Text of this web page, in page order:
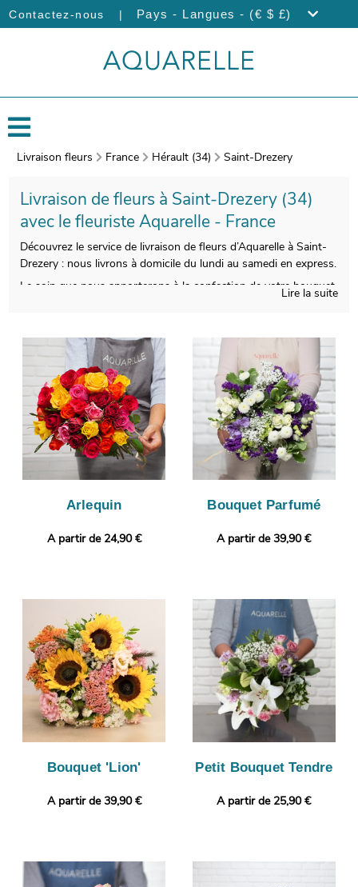
Contactez-nous | Pays - Langues - (€ $ £)
Livraison fleurs France Hérault (34) Saint-Drezery
Livraison de fleurs à Saint-Drezery (34)
avec le fleuriste Aquarelle - France
Découvrez le service de livraison de fleurs d’Aquarelle à Saint-
Drezery : nous livrons à domicile du lundi au samedi en express.
Le soin que nous apporterons à la confection de votre bouquet
Vous recevrez ensuite cette photographie de manière à ce que
vous puissiez vous assurer que le bouquet envoyé est le même
que celui que vous avez choisi. C’est alors que sera organisé
son envoi à Saint-Drezery. Vous voulez ajouter une touche
personnelle ? Gratuitement et en quelques clics, vous pourrez
ajouter une photo ou un message à votre commande.
Lire la suite
Arlequin
A partir de 24,90 €
Bouquet Parfumé
A partir de 39,90 €
Bouquet 'Lion'
A partir de 39,90 €
Petit Bouquet Tendre
A partir de 25,90 €